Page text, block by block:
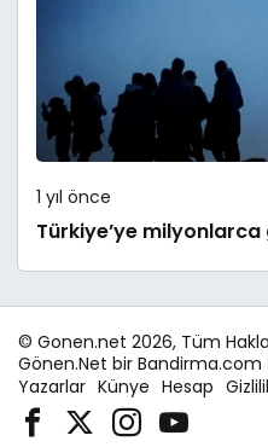
1 yıl önce
Türkiye’ye milyonlarca
© Gonen.net 2026, Tüm
Gönen.Net bir Bandirma.com
Yazarlar Künye Hesap